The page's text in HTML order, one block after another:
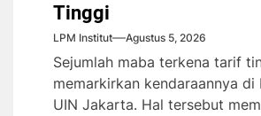
Tinggi
LPM Institut Agustus 5, 2026
Sejumlah maba terkena tarif
memarkirkan kendaraannya di
UIN Jakarta. Hal tersebut